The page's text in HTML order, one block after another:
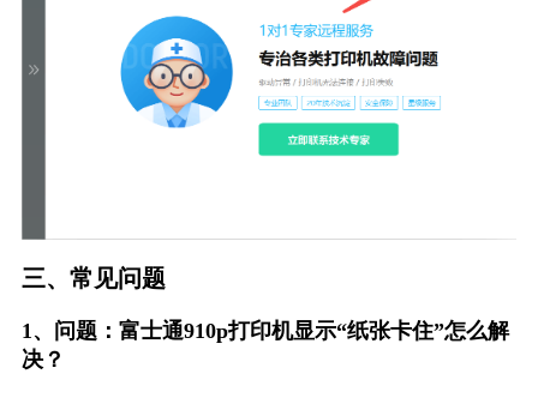
三、常见问题
1、问题：富士通910p打印机显示“纸张卡住”怎么解
决？